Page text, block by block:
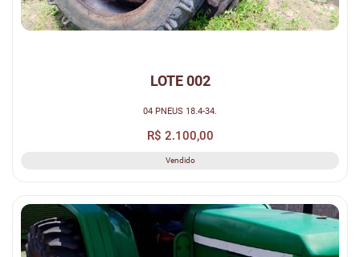
LOTE 002
04 PNEUS 18.4-34.
R$ 2.100,00
Vendido